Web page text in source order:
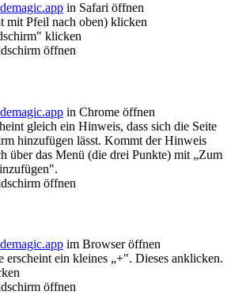
in Safari öffnen
mit Pfeil nach oben) klicken
klicken
öffnen
in Chrome öffnen
gleich ein Hinweis, dass sich die Seite
hinzufügen lässt. Kommt der Hinweis
über das Menü (die drei Punkte) mit „Zum
öffnen
im Browser öffnen
erscheint ein kleines „+". Dieses anklicken.
öffnen